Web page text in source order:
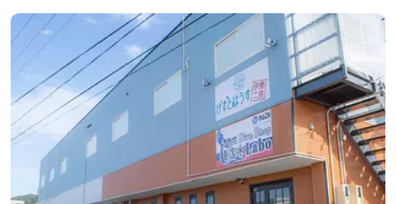
なる３つの貸切露天風呂を楽しめます。